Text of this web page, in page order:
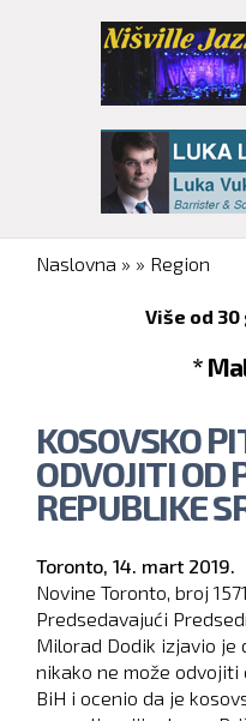
You are here
Naslovna » » Region
Više od 30
*
KOSOVSKO
ODVOJITI OD
REPUBLIKE
Toronto, 14. mart 2019.
Novine Toronto, broj 1571
Predsedavajući
Milorad Dodik izjavio je
nikako ne može odvojiti
BiH i ocenio da je